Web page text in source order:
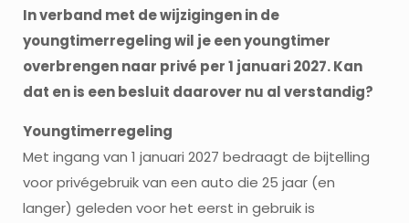
In verband met de wijzigingen in de
youngtimerregeling wil je een youngtimer
overbrengen naar privé per 1 januari 2027. Kan
dat en is een besluit daarover nu al verstandig?
Youngtimerregeling
Met ingang van 1 januari 2027 bedraagt de bijtelling
voor privégebruik van een auto die 25 jaar (en
langer) geleden voor het eerst in gebruik is